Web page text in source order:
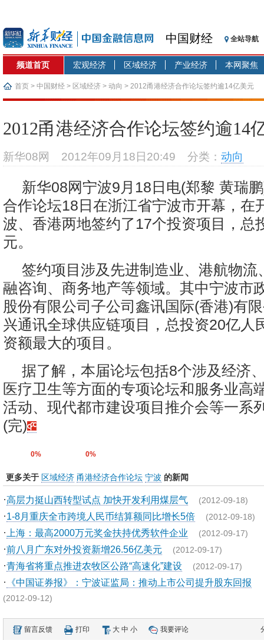
中国财经 全站导航
频道首页 宏观经济 区域经济 产业经济 本网聚焦
首页 > 中国财经 > 区域经济 > 动向 > 2012甬港经济合作论坛签约逾14亿美元
2012甬港经济合作论坛签约逾14
新华08网 2012年09月18日20:49 分类： 动向
新华08网宁波9月18日电(郑黎 黄瑞
合作论坛18日在浙江省宁波市开幕，在
波、香港两地签约了17个投资项目，总
元。
签约项目涉及先进制造业、港航物流
融咨询、商务地产等领域。其中宁波市
股份有限公司子公司鑫讯国际(香港)有
兴通讯全球供应链项目，总投资20亿人
资额最大的项目。
据了解，本届论坛包括8个涉及经济
医疗卫生等方面的专项论坛和服务业高
活动、现代都市建设项目推介会等一系
(完)
0% 0%
更多关于 区域经济 甬港经济合作论坛 宁波 的新闻
·高层力挺山西转型试点 加快开发利用煤层气 (2012-09-18)
·1-8月重庆全市跨境人民币结算额同比增长5倍 (2012-09-18)
· 上海：最高2000万元奖金扶持优秀软件企业 (2012-09-17)
·前八月广东对外投资新增26.56亿美元 (2012-09-17)
·青海省将重点推进农牧区公路“高速化”建设 (2012-09-17)
· 《中国证券报》：宁波证监局：推动上市公司提升股东回报
(2012-09-12)
留言反馈 打印 大 中 小 我要评论